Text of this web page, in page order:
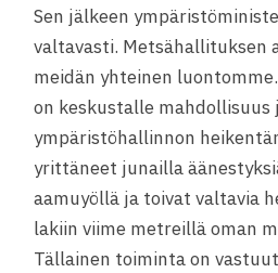
Sen jälkeen
valtavasti. Metsähallituksen
meidän yhteinen
on keskustalle mahdollisuus
ympäristöhallinnon
yrittäneet junailla
aamuyöllä ja toivat valtavia
lakiin viime metreillä oman
Tällainen toiminta on